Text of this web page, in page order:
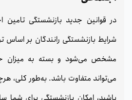
شرایط بازنشستگی رانندگان بر
مشخص می‌شود و بسته به میزان
می‌تواند متفاوت باشد. به‌طور کلی،